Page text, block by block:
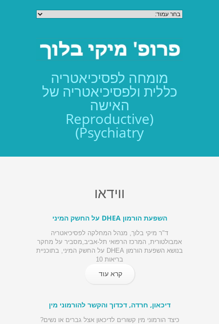
מומחה לפסיכיאטריה
כללית ולפסיכיאטריה של
האישה
(Reproductive
Psychiatry)
ווידאו
השפעת הורמון DHEA על החשק המיני
ד"ר מיקי בלוך, מנהל המחלקה לפסיכיאטריה
אמבולטורית, המרכז הרפואי תל-אביב,מסביר על מחקר
בנושא השפעת הורמון DHEA על החשק המיני, בתוכניית
בריאות 10
קרא עוד
דיכאון, חרדה, דכדוך והקשר להורמוני מין
כיצד הורמוני מין קשורים לדיכאון אצל גברים או נשים?